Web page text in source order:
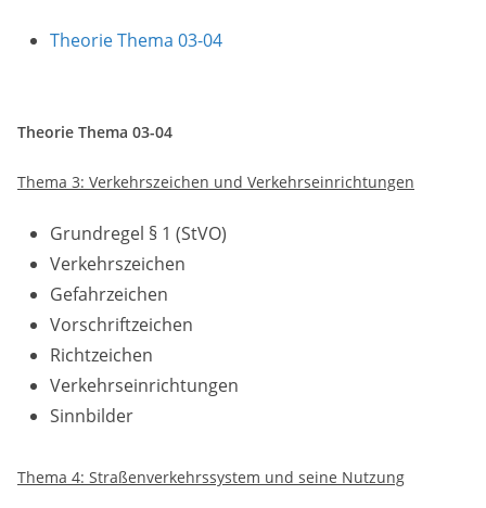
Theorie Thema 03-04
Theorie Thema 03-04
Thema 3: Verkehrszeichen und Verkehrseinrichtungen
Grundregel § 1 (StVO)
Verkehrszeichen
Gefahrzeichen
Vorschriftzeichen
Richtzeichen
Verkehrseinrichtungen
Sinnbilder
Thema 4: Straßenverkehrssystem und seine Nutzung